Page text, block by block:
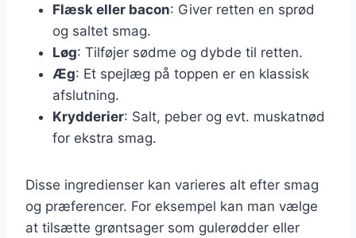
Flæsk eller bacon: Giver retten en sprød
og saltet smag.
Løg: Tilføjer sødme og dybde til retten.
Æg: Et spejlæg på toppen er en klassisk
afslutning.
Krydderier: Salt, peber og evt. muskatnød
for ekstra smag.
Disse ingredienser kan varieres alt efter smag
og præferencer. For eksempel kan man vælge
at tilsætte grøntsager som gulerødder eller